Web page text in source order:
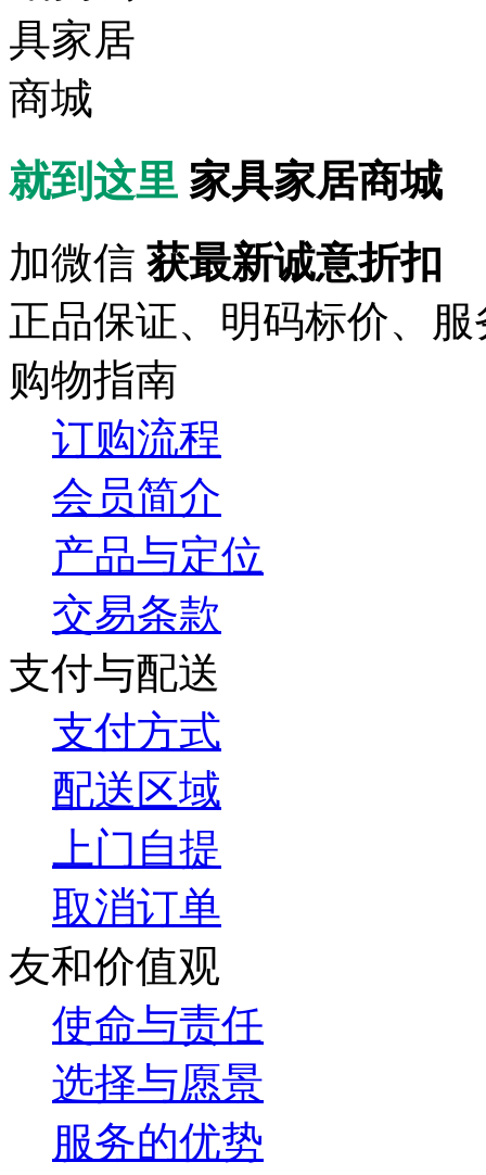
就到这里 家具家居商城
加微信 获最新诚意折扣
正品保证、明码标价、
购物指南
订购流程
会员简介
产品与定位
交易条款
支付与配送
支付方式
配送区域
上门自提
取消订单
友和价值观
使命与责任
选择与愿景
服务的优势